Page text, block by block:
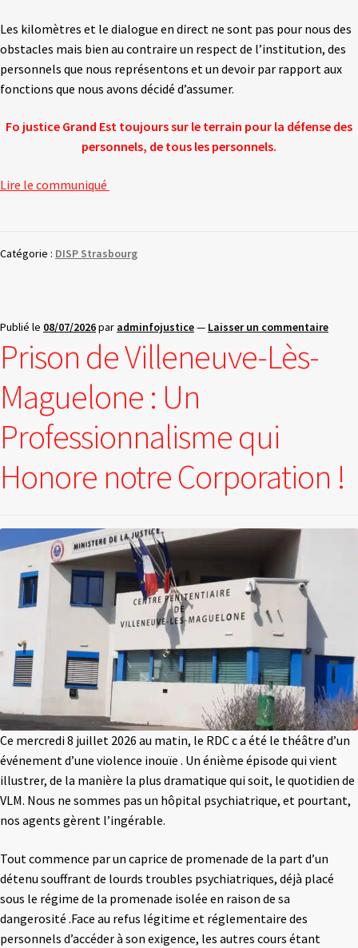
Les kilomètres et le dialogue en direct ne sont pas pour nous des
obstacles mais bien au contraire un respect de l’institution, des
personnels que nous représentons et un devoir par rapport aux
fonctions que nous avons décidé d’assumer.
Fo justice Grand Est toujours sur le terrain pour la défense des
personnels, de tous les personnels.
Lire le communiqué
Catégorie : DISP Strasbourg
Publié le 08/07/2026par adminfojustice— Laisser un commentaire
Prison de Villeneuve-Lès-
Maguelone : Un
Professionnalisme qui
Honore notre Corporation !
Ce mercredi 8 juillet 2026 au matin, le RDC c a été le théâtre d’un
événement d’une violence inouïe . Un énième épisode qui vient
illustrer, de la manière la plus dramatique qui soit, le quotidien de
VLM. Nous ne sommes pas un hôpital psychiatrique, et pourtant,
nos agents gèrent l’ingérable.
Tout commence par un caprice de promenade de la part d’un
détenu souffrant de lourds troubles psychiatriques, déjà placé
sous le régime de la promenade isolée en raison de sa
dangerosité .Face au refus légitime et réglementaire des
personnels d’accéder à son exigence, les autres cours étant